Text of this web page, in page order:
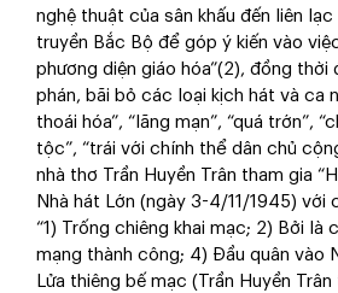
nghệ thuật của sân khấu đến liên lạc
truyền Bắc Bộ để góp ý kiến vào
phương diện giáo hóa”(2), đồng thời
phán, bãi bỏ các loại kịch hát và ca
thoái hóa”, “lãng mạn”, “quá trớn”,
tộc”, “trái với chính thể dân chủ
nhà thơ Trần Huyền Trân tham gia
Nhà hát Lớn (ngày 3-4/11/1945) với
“1) Trống chiêng khai mạc; 2) Bởi là
mạng thành công; 4) Đầu quân vào
Lửa thiêng bế mạc (Trần Huyền